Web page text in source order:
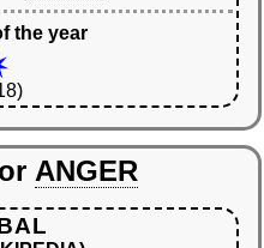
the year
ANGER